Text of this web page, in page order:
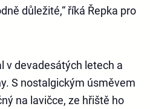
důležité,“ říká Řepka pro
v devadesátých letech a
S nostalgickým úsměvem
na lavičce, ze hřiště ho